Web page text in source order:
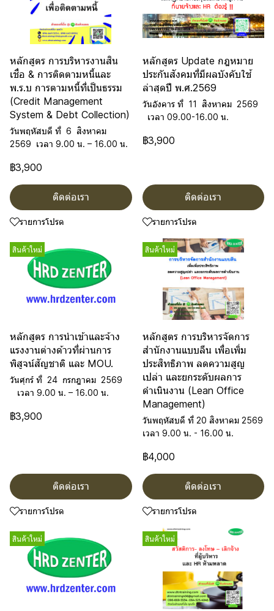
หลักสูตร การบริหารงานสิน
เชื่อ & การติดตามหนี้และ
พ.ร.บ การตามหนี้ที่เป็นธรรม
(Credit Management
System & Debt Collection)
วันพฤหัสบดี ที่ 6 สิงหาคม
2569 เวลา 9.00 น. – 16.00 น.
฿3,900
ติดต่อเรา
รายการโปรด
หลักสูตร Update กฎหมาย
ประกันสังคมที่มีผลบังคับใช้
ล่าสุดปี พ.ศ.2569
วันอังคาร ที่ 11 สิงหาคม 2569
เวลา 09.00-16.00 น.
฿3,900
ติดต่อเรา
รายการโปรด
สินค้าใหม่
หลักสูตร การนำเข้าและจ้าง
แรงงานต่างด้าวที่ผ่านการ
พิสูจน์สัญชาติ และ MOU.
วันศุกร์ ที่ 24 กรกฎาคม 2569
เวลา 9.00 น. – 16.00 น.
฿3,900
ติดต่อเรา
รายการโปรด
สินค้าใหม่
หลักสูตร การบริหารจัดการ
สำนักงานแบบลีน เพื่อเพิ่ม
ประสิทธิภาพ ลดความสูญ
เปล่า และยกระดับผลการ
ดำเนินงาน (Lean Office
Management)
วันพฤหัสบดี ที่ 20 สิงหาคม 2569
เวลา 9.00 น. - 16.00 น.
฿4,000
ติดต่อเรา
รายการโปรด
สินค้าใหม่ สินค้าใหม่